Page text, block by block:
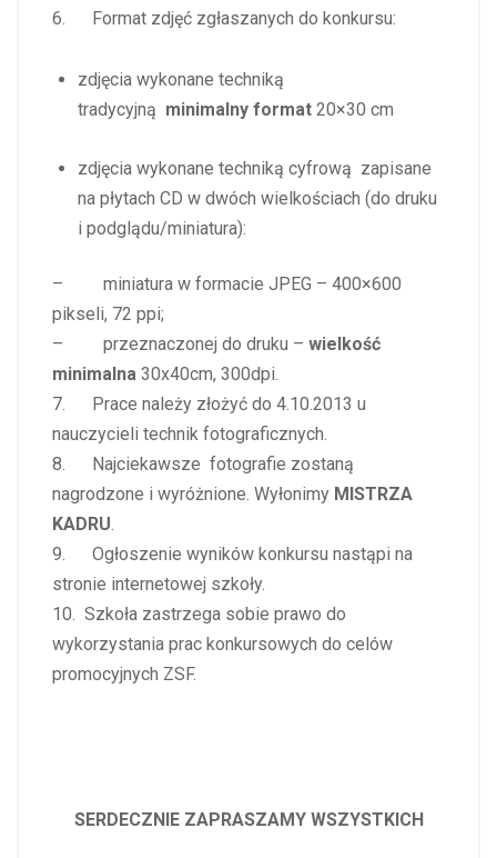
6. Format zdjęć zgłaszanych do konkursu:
zdjęcia wykonane techniką
tradycyjną minimalny format 20×30 cm
zdjęcia wykonane techniką cyfrową zapisane
na płytach CD w dwóch wielkościach (do druku
i podglądu/miniatura):
– miniatura w formacie JPEG – 400×600
pikseli, 72 ppi;
– przeznaczonej do druku – wielkość
minimalna 30x40cm, 300dpi.
7. Prace należy złożyć do 4.10.2013 u
nauczycieli technik fotograficznych.
8. Najciekawsze fotografie zostaną
nagrodzone i wyróżnione. Wyłonimy MISTRZA
KADRU.
9. Ogłoszenie wyników konkursu nastąpi na
stronie internetowej szkoły.
10. Szkoła zastrzega sobie prawo do
wykorzystania prac konkursowych do celów
promocyjnych ZSF.
SERDECZNIE ZAPRASZAMY WSZYSTKICH